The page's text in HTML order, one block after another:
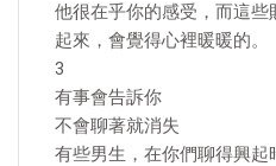
他很在乎你的感受，而這
起來，會覺得心裡暖暖的。
3
有事會告訴你
不會聊著就消失
有些男生，在你們聊得興起